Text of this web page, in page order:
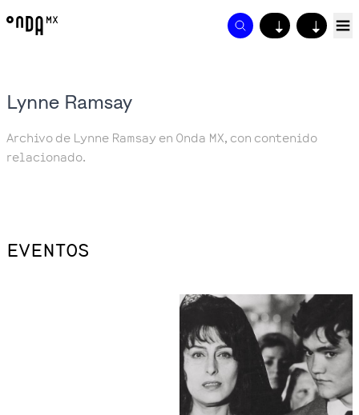
↓ ↓
Lynne Ramsay
Archivo de Lynne Ramsay en Onda MX, con contenido
relacionado.
EVENTOS